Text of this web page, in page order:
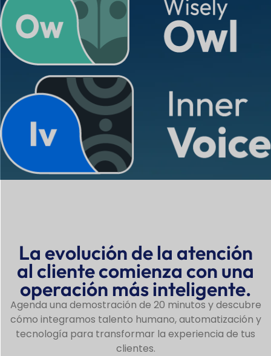
La evolución de la atención
al cliente comienza con una
operación más inteligente.
Agenda una demostración de 20 minutos y descubre
cómo integramos talento humano, automatización y
tecnología para transformar la experiencia de tus
clientes.